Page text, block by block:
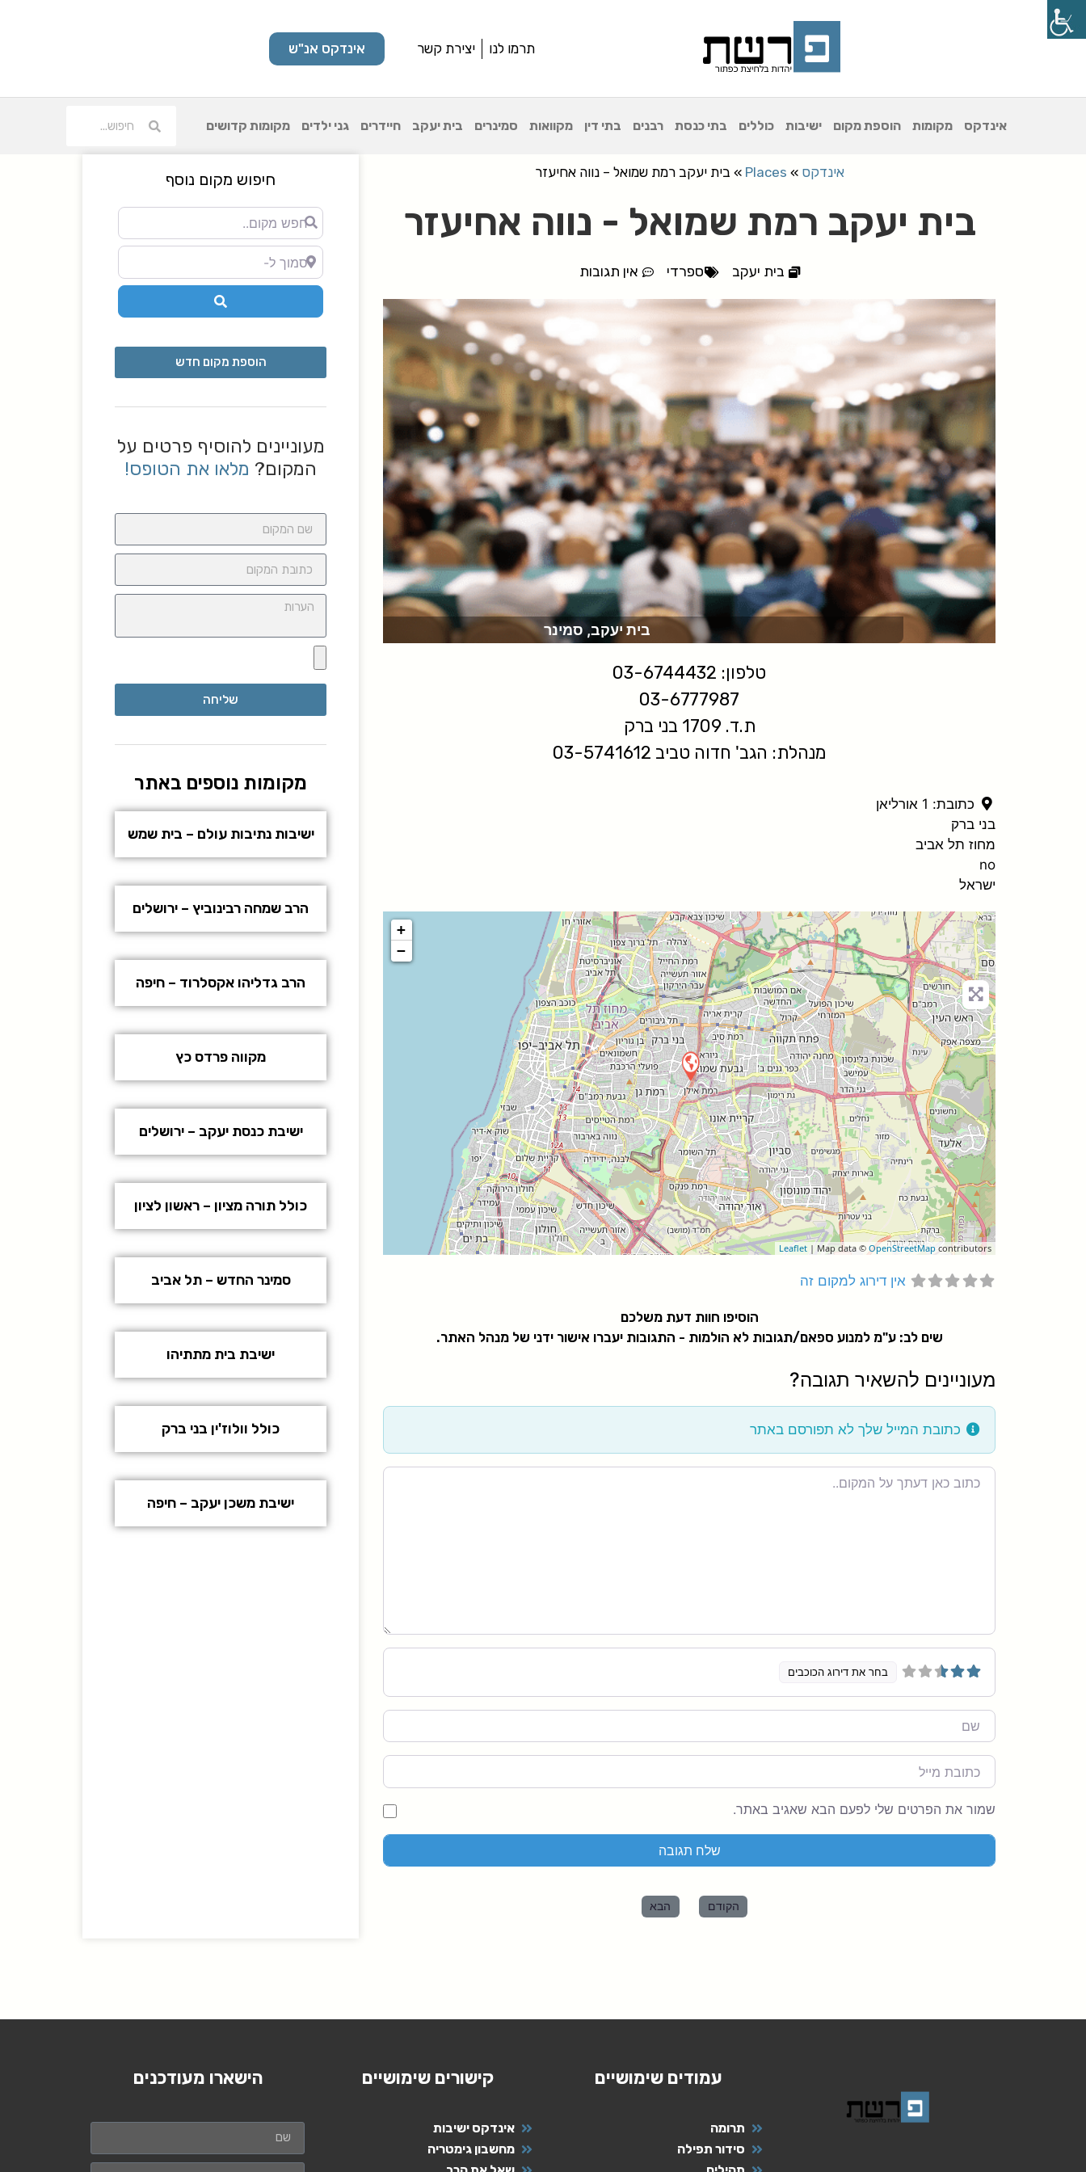
תרמו לנו יצירת קשר אינדקס אנ"ש
אינדקס מקומות הוספת מקום ישיבות כוללים בתי כנסת רבנים בתי דין מקוואות סמינרים בית יעקב חיידרים גני ילדים מקומות קדושים
אינדקס »
Places
» בית יעקב רמת שמואל – נווה אחיעזר
בית יעקב רמת שמואל - נווה אחיעזר
בית יעקב ספרדי אין תגובות
בית יעקב, סמינר
טלפון: 03-6744432
03-6777987
ת.ד. 1709 בני ברק
מנהלת: הגב' חדוה טביב 03-5741612
כתובת: 1 אורליאן
בני ברק
מחוז תל אביב
no
ישראל
+
−
Leaflet | Map data © OpenStreetMap contributors
אין דירוג למקום זה
הוסיפו חוות דעת משלכם
שים לב: ע"מ למנוע ספאם/תגובות לא הולמות - התגובות יעברו אישור ידני של מנהל האתר.
מעוניינים להשאיר תגובה?
כתובת המייל שלך לא תפורסם באתר
Review
text
בחר את דירוג הכוכבים
Name
מייל
שמור את הפרטים שלי לפעם הבא שאגיב באתר.
הקודם הבא
חיפוש מקום נוסף
חפש
מקום..
סמוך ל-
הוספת מקום חדש
מעוניינים להוסיף פרטים על
המקום? מלאו את הטופס!
שליחה
מקומות נוספים באתר
ישיבות נתיבות עולם – בית שמש
הרב שמחה רבינוביץ – ירושלים
הרב גדליהו אקסלרוד – חיפה
מקווה פרדס כץ
ישיבת כנסת יעקב – ירושלים
כולל תורה מציון – ראשון לציון
סמינר החדש – תל אביב
ישיבת בית מתתיהו
כולל וולוז'ין בני ברק
ישיבת משכן יעקב – חיפה
עמודים שימושיים
תרומה
סידור תפילה
קישורים שימושיים
אינדקס ישיבות
מחשבון גימטריה
הישארו מעודכנים